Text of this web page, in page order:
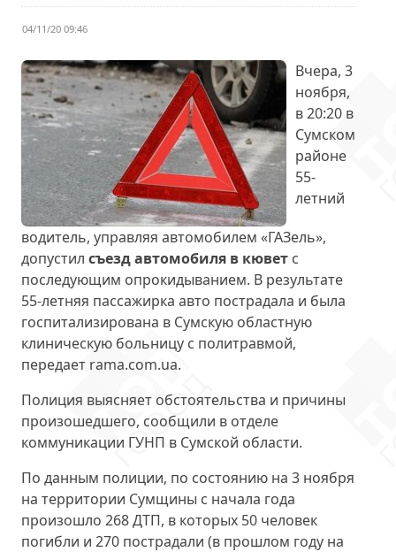
04/11/20 09:46
Вчера, 3
ноября,
в 20:20 в
Сумском
районе
55-
летний
водитель, управляя автомобилем «ГАЗель»,
допустил съезд автомобиля в кювет с
последующим опрокидыванием. В результате
55-летняя пассажирка авто пострадала и была
госпитализирована в Сумскую областную
клиническую больницу с политравмой,
передает rama.com.ua.
Полиция выясняет обстоятельства и причины
произошедшего, сообщили в отделе
коммуникации ГУНП в Сумской области.
По данным полиции, по состоянию на 3 ноября
на территории Сумщины с начала года
произошло 268 ДТП, в которых 50 человек
погибли и 270 пострадали (в прошлом году на